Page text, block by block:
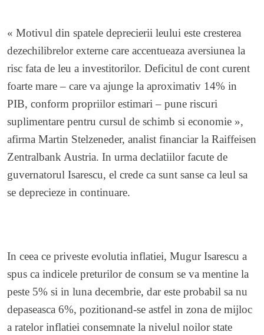
« Motivul din spatele deprecierii leului este cresterea
dezechilibrelor externe care accentueaza aversiunea la
risc fata de leu a investitorilor. Deficitul de cont curent
foarte mare – care va ajunge la aproximativ 14% in
PIB, conform propriilor estimari – pune riscuri
suplimentare pentru cursul de schimb si economie »,
afirma Martin Stelzeneder, analist financiar la Raiffeisen
Zentralbank Austria. In urma declatiilor facute de
guvernatorul Isarescu, el crede ca sunt sanse ca leul sa
se deprecieze in continuare.
In ceea ce priveste evolutia inflatiei, Mugur Isarescu a
spus ca indicele preturilor de consum se va mentine la
peste 5% si in luna decembrie, dar este probabil sa nu
depaseasca 6%, pozitionand-se astfel in zona de mijloc
a ratelor inflatiei consemnate la nivelul noilor state